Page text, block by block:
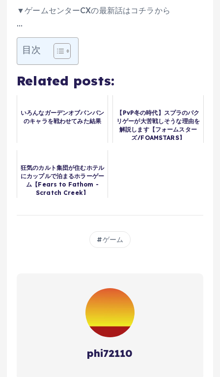
▼ゲームセンターCXの最新話はコチラから
…
目次
Related posts:
いろんなガーデンオブバンバン
のキャラを戦わせてみた結果
【PvP冬の時代】スプラのパク
リゲーが大苦戦しそうな理由を
解説します【フォームスター
ズ/FOAMSTARS】
狂気のカルト集団が住むホテル
にカップルで泊まるホラーゲー
ム【Fears to Fathom -
Scratch Creek】
ゲーム
phi72110